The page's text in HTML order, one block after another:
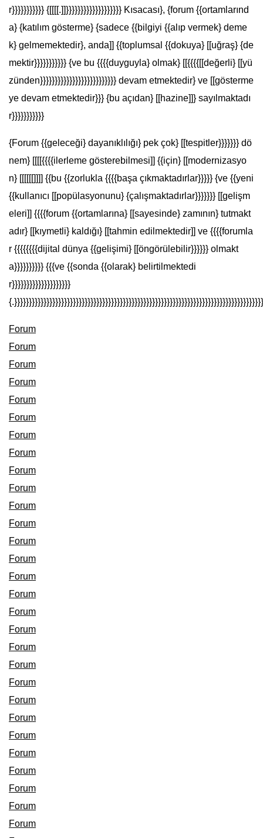
r}}}}}}}}}}} {[[[[.]]}}}}}}}}}}}}}}}}}}} Kısacası}, {forum {{ortamlarınd
a} {katılım gösterme} {sadece {{bilgiyi {{alıp vermek} deme
k} gelmemektedir}, anda]] {{toplumsal {{dokuya} [[uğraş} {de
mektir}}}}}}}}}}} {ve bu {{{{duyguyla} olmak} [[{{{{[[değerli} [[yü
zünden}}}}}}}}}}}}}}}}}}}}}}}}}} devam etmektedir} ve [[gösterme
ye devam etmektedir}}} {bu açıdan} [[hazine]]} sayılmaktadı
r}}}}}}}}}}}
{Forum {{geleceği} dayanıklılığı} pek çok} [[tespitler}}}}}}} dö
nem} [[[[{{{{ilerleme gösterebilmesi]] {{için} [[modernizasyo
n} [[[[[[]]]] {{bu {{zorlukla {{{{başa çıkmaktadırlar}}}}} {ve {{yeni
{{kullanıcı [[popülasyonunu} {çalışmaktadırlar}}}}}}} [[gelişm
eleri]] {{{{forum {{ortamlarına} [[sayesinde} zamının} tutmakt
adır} [[kıymetli} kaldığı} [[tahmin edilmektedir]] ve {{{{forumla
r {{{{{{{{dijital dünya {{gelişimi} [[öngörülebilir}}}}}} olmakt
a}}}}}}}}}} {{{ve {{sonda {{olarak} belirtilmektedi
r}}}}}}}}}}}}}}}}}}}}
Forum
Forum
Forum
Forum
Forum
Forum
Forum
Forum
Forum
Forum
Forum
Forum
Forum
Forum
Forum
Forum
Forum
Forum
Forum
Forum
Forum
Forum
Forum
Forum
Forum
Forum
Forum
Forum
Forum